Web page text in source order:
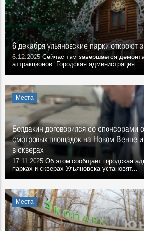
6 декабря ульяновские парки откроют
6.12.2025 Сейчас там завершается
аттракционов. Городская администрация...
Места
Болдакин договорился со спонсорами
смотровых площадок на Новом Венце и
в скверах
17.11.2025 Об этом сообщает городская
парках и скверах Ульяновска установят...
Места